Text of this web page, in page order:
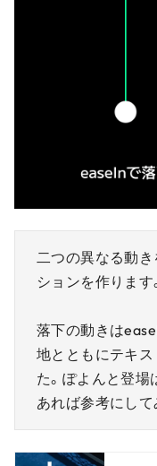
二つの異なる動
ションを作ります
落下の動きは
地とともにテキ
た。ぽよんと登場
あれば参考にして